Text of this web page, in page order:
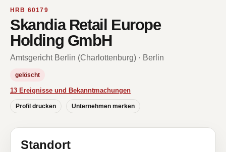
HRB 60179
Skandia Retail Europe
Holding GmbH
Amtsgericht Berlin (Charlottenburg) · Berlin
gelöscht
13 Ereignisse und Bekanntmachungen
Profil drucken Unternehmen merken
Standort